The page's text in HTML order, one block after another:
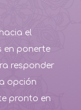
el
en ponerte
responder
opción
pronto en